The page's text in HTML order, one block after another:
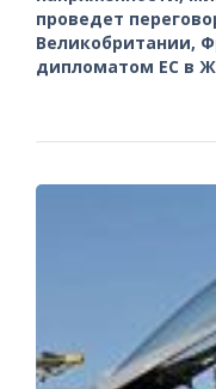
проведет
Великобритании,
дипломатом ЕС в